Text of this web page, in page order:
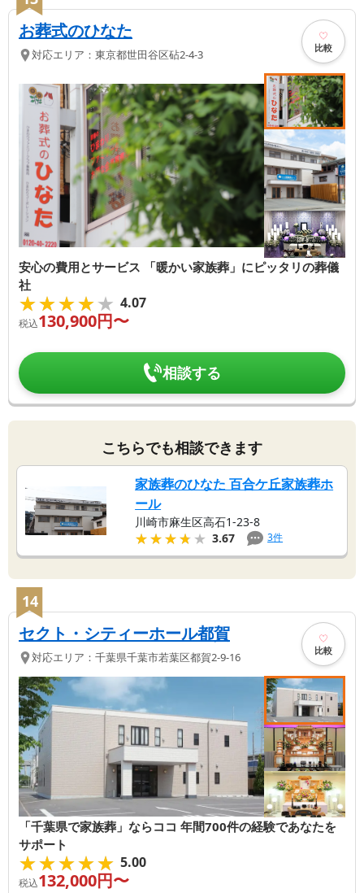
お葬式のひなた
対応エリア： 東京都世田谷区砧2-4-3 比較
安心の費用とサービス 「暖かい家族葬」にピッタリの葬儀
社
★★★★★
★★★★★ 4.07
税込130,900円〜
相談する
こちらでも相談できます
家族葬のひなた 百合ケ丘家族葬ホ
ール
川崎市麻生区高石1-23-8
★★★★★
★★★★★ 3.67 3件
14
セクト・シティーホール都賀
対応エリア： 千葉県千葉市若葉区都賀2-9-16 比較
「千葉県で家族葬」ならココ 年間700件の経験であなたを
サポート
★★★★★
★★★★★ 5.00
税込132,000円〜